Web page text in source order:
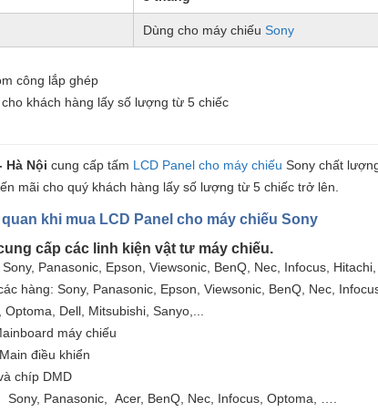
Dùng cho máy chiếu Sony
công lắp ghép
khách hàng lấy số lượng từ 5 chiếc
Hà Nội cung cấp tấm LCD Panel cho máy chiếu Sony chất
mãi cho quý khách hàng lấy số lượng từ 5 chiếc trở lên.
khi mua LCD Panel cho máy chiếu Sony
cấp các linh kiện vật tư máy chiếu.
Sony, Panasonic, Epson, Viewsonic, BenQ, Nec, Infocus,
hàng: Sony, Panasonic, Epson, Viewsonic, BenQ, Nec,
Optoma, Dell, Mitsubishi, Sanyo,...
máy chiếu
điều khiển
chíp DMD
Sony, Panasonic, Acer, BenQ, Nec, Infocus, Optoma, ….